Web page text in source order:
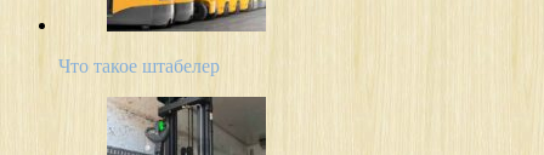
Что такое штабелер